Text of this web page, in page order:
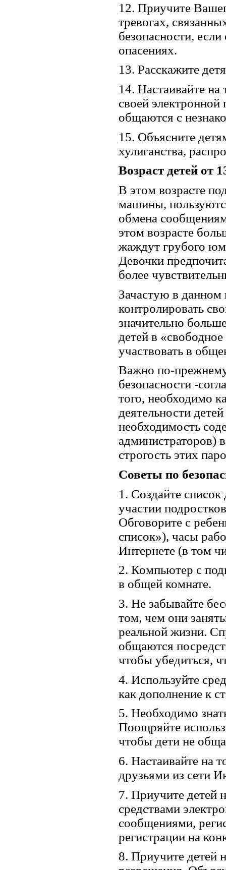
12. Приучите
тревогах,
безопасности,
опасениях.
13. Расскажите
14. Настаивайте
своей
общаются с
15. Объясните
хулиганства,
Возраст детей от
В этом возрасте
машины,
обмена
этом возрасте
жаждут грубого
Девочки
более
Зачастую в данном
контролировать
значительно
детей в
участвовать в
Важно по-
безопасности -
того, необходимо
деятельности
необходимость
администраторов)
строгость этих
Советы по
1. Создайте
участии
Обговорите с
список»), часы
Интернете (в том
2. Компьютер с
в общей комнате.
3. Не забывайте
том, чем они
реальной жизни.
общаются
чтобы убедиться,
4. Используйте
как дополнение к
5. Необходимо
Поощряйте
чтобы дети не
6. Настаивайте на
друзьями из сети
7. Приучите детей
средствами
сообщениями,
регистрации на
8. Приучите детей